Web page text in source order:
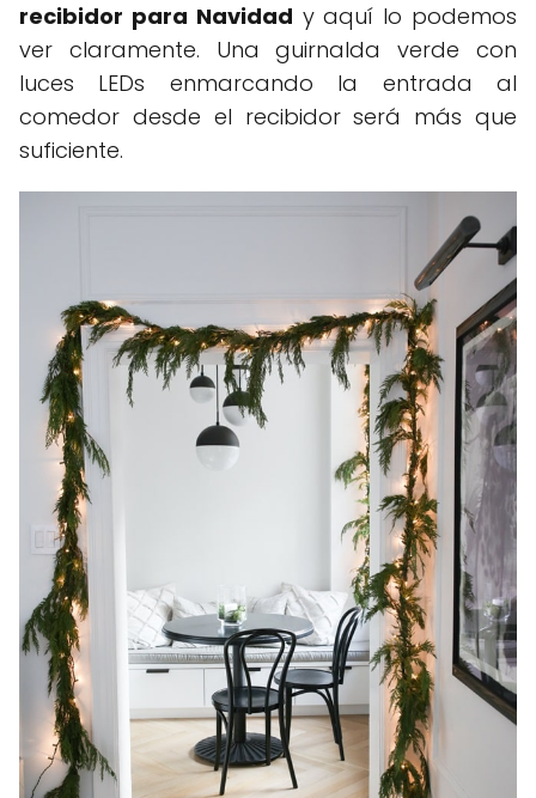
recibidor para Navidad y aquí lo podemos
ver claramente. Una guirnalda verde con
luces LEDs enmarcando la entrada al
comedor desde el recibidor será más que
suficiente.